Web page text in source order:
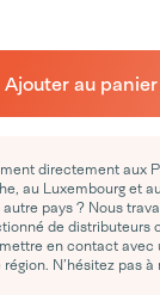
Ajouter au panier
directement aux
au Luxembourg et
pays ? Nous
de distributeurs
en contact avec
N’hésitez pas